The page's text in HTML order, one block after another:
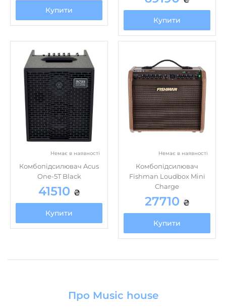
Купити
Немає в наявності
Комбопідсилювач Acus
41510₴
Купити
Комбопідсилювач
Charge
27710
Купити
Магазин “Music House” засновано в 2017 році з